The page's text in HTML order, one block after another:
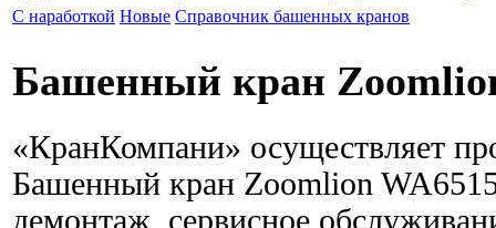
С наработкой Новые Справочник башенных кранов
Башенный кран
«КранКомпани» осуществляет
Башенный кран Zoomlion
демонтаж, сервисное